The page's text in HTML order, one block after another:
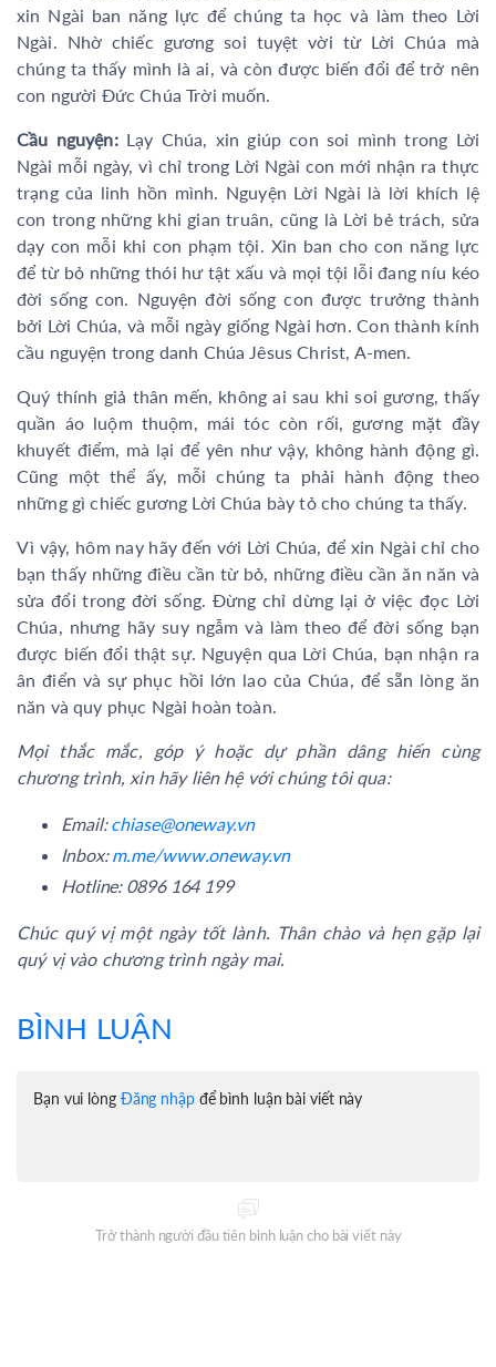
xin Ngài ban năng lực để chúng ta học và làm theo Lời
Ngài. Nhờ chiếc gương soi tuyệt vời từ Lời Chúa mà
chúng ta thấy mình là ai, và còn được biến đổi để trở nên
con người Đức Chúa Trời muốn.
Cầu nguyện:Lạy Chúa, xin giúp con soi mình trong Lời
Ngài mỗi ngày, vì chỉ trong Lời Ngài con mới nhận ra thực
trạng của linh hồn mình. Nguyện Lời Ngài là lời khích lệ
con trong những khi gian truân, cũng là Lời bẻ trách, sửa
dạy con mỗi khi con phạm tội. Xin ban cho con năng lực
để từ bỏ những thói hư tật xấu và mọi tội lỗi đang níu kéo
đời sống con. Nguyện đời sống con được trưởng thành
bởi Lời Chúa, và mỗi ngày giống Ngài hơn. Con thành kính
cầu nguyện trong danh Chúa Jêsus Christ, A-men.
Quý thính giả thân mến, không ai sau khi soi gương, thấy
quần áo luộm thuộm, mái tóc còn rối, gương mặt đầy
khuyết điểm, mà lại để yên như vậy, không hành động gì.
Cũng một thể ấy, mỗi chúng ta phải hành động theo
những gì chiếc gương Lời Chúa bày tỏ cho chúng ta thấy.
Vì vậy, hôm nay hãy đến với Lời Chúa, để xin Ngài chỉ cho
bạn thấy những điều cần từ bỏ, những điều cần ăn năn và
sửa đổi trong đời sống. Đừng chỉ dừng lại ở việc đọc Lời
Chúa, nhưng hãy suy ngẫm và làm theo để đời sống bạn
được biến đổi thật sự. Nguyện qua Lời Chúa, bạn nhận ra
ân điển và sự phục hồi lớn lao của Chúa, để sẵn lòng ăn
năn và quy phục Ngài hoàn toàn.
Mọi thắc mắc, góp ý hoặc dự phần dâng hiến cùng
chương trình, xin hãy liên hệ với chúng tôi qua:
Email:chiase@oneway.vn
Inbox:m.me/www.oneway.vn
Hotline: 0896 164 199
Chúc quý vị một ngày tốt lành. Thân chào và hẹn gặp lại
quý vị vào chương trình ngày mai.
BÌNH LUẬN
Bạn vui lòng Đăng nhậpđể bình luận bài viết này
Trở thành người đầu tiên bình luận cho bài viết này